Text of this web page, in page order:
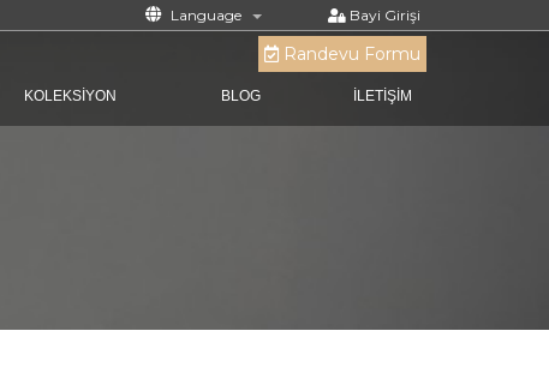
Language Bayi Girişi
Randevu Formu
KOLEKSİYON BLOG İLETİŞİM